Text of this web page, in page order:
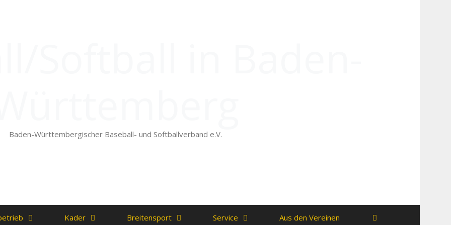
Baden-Württembergischer Baseball- und Softballverband e.V.
Kader Breitensport Service Aus den Vereinen